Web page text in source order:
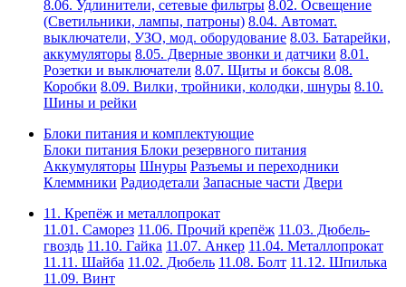
8.06. Удлинители, сетевые фильтры 8.02. Освещение
(Светильники, лампы, патроны) 8.04. Автомат.
выключатели, УЗО, мод. оборудование 8.03. Батарейки,
аккумуляторы 8.05. Дверные звонки и датчики 8.01.
Розетки и выключатели 8.07. Щиты и боксы 8.08.
Коробки 8.09. Вилки, тройники, колодки, шнуры 8.10.
Шины и рейки
Блоки питания и комплектующие
Блоки питания Блоки резервного питания
Аккумуляторы Шнуры Разъемы и переходники
Клеммники Радиодетали Запасные части Двери
11. Крепёж и металлопрокат
11.01. Саморез 11.06. Прочий крепёж 11.03. Дюбель-
гвоздь 11.10. Гайка 11.07. Анкер 11.04. Металлопрокат
11.11. Шайба 11.02. Дюбель 11.08. Болт 11.12. Шпилька
11.09. Винт